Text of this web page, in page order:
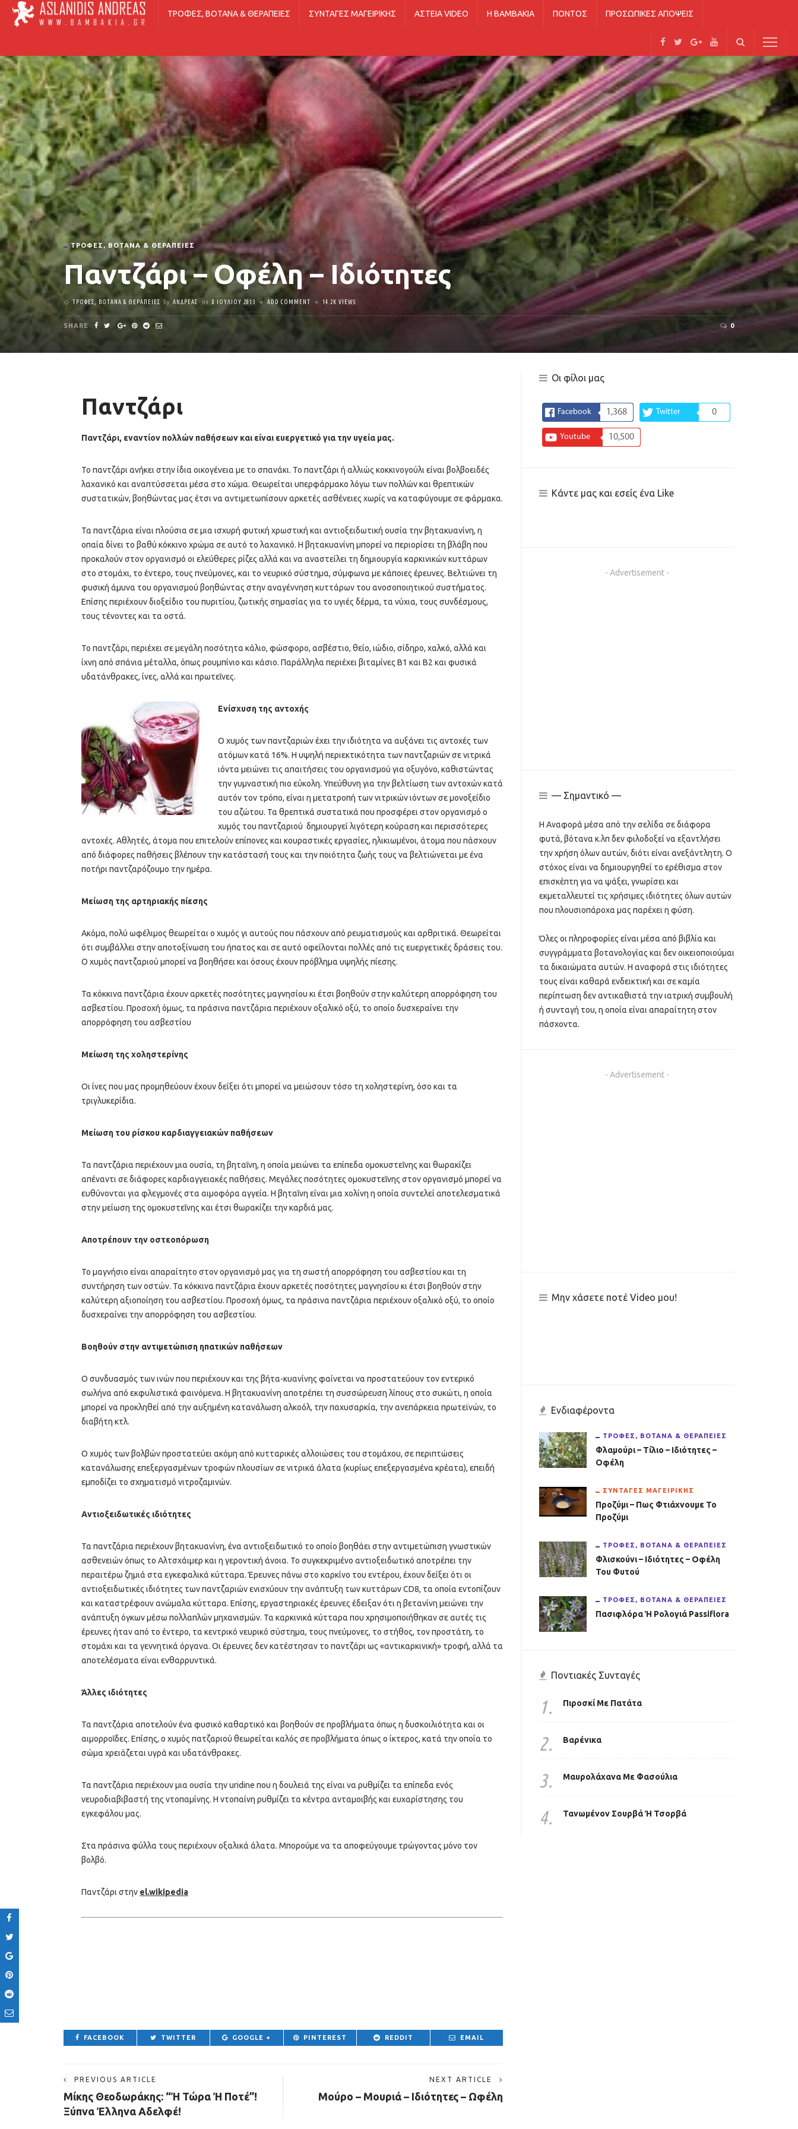
ΤΡΟΦΈΣ, ΒΌΤΑΝΑ & ΘΕΡΑΠΕΊΕΣ ΣΥΝΤΑΓΈΣ ΜΑΓΕΙΡΙΚΉΣ ΑΣΤΕΊΑ VIDEO Η ΒΑΜΒΑΚΙΆ ΠΌΝΤΟΣ ΠΡΟΣΩΠΙΚΈΣ ΑΠΌΨΕΙΣ
ΤΡΟΦΈΣ, ΒΌΤΑΝΑ & ΘΕΡΑΠΕΊΕΣ
Παντζάρι – Οφέλη – Ιδιότητες
ΤΡΟΦΈΣ, ΒΌΤΑΝΑ & ΘΕΡΑΠΕΊΕΣ by ΑΝΔΡΈΑΣ on 8 ΙΟΥΛΊΟΥ 2013 ADD COMMENT 14.2K VIEWS
SHARE 0
Παντζάρι
Παντζάρι, εναντίον πολλών παθήσεων και είναι ευεργετικό για την υγεία μας.
Το παντζάρι ανήκει στην ίδια οικογένεια με το σπανάκι. Το παντζάρι ή αλλιώς κοκκινογούλι είναι βολβοειδές
λαχανικό και αναπτύσσεται μέσα στο χώμα. Θεωρείται υπερφάρμακο λόγω των πολλών και θρεπτικών
συστατικών, βοηθώντας μας έτσι να αντιμετωπίσουν αρκετές ασθένειες χωρίς να καταφύγουμε σε φάρμακα.
Τα παντζάρια είναι πλούσια σε μια ισχυρή φυτική χρωστική και αντιοξειδωτική ουσία την βητακυανίνη, η
οπαία δίνει το βαθύ κόκκινο χρώμα σε αυτό το λαχανικό. Η βητακυανίνη μπορεί να περιορίσει τη βλάβη που
προκαλούν στον οργανισμό οι ελεύθερες ρίζες αλλά και να αναστείλει τη δημιουργία καρκινικών κυττάρων
στο στομάχι, το έντερο, τους πνεύμονες, και το νευρικό σύστημα, σύμφωνα με κάποιες έρευνες. Βελτιώνει τη
φυσική άμυνα του οργανισμού βοηθώντας στην αναγέννηση κυττάρων του ανοσοποιητικού συστήματος.
Επίσης περιέχουν διοξείδιο του πυριτίου, ζωτικής σημασίας για το υγιές δέρμα, τα νύχια, τους συνδέσμους,
τους τένοντες και τα οστά.
Το παντζάρι, περιέχει σε μεγάλη ποσότητα κάλιο, φώσφορο, ασβέστιο, θείο, ιώδιο, σίδηρο, χαλκό, αλλά και
ίχνη από σπάνια μέταλλα, όπως ρουμπίνιο και κάσιο. Παράλληλα περιέχει βιταμίνες Β1 και Β2 και φυσικά
υδατάνθρακες, ίνες, αλλά και πρωτεΐνες.
Ενίσχυση της αντοχής
Ο χυμός των παντζαριών έχει την ιδιότητα να αυξάνει τις αντοχές των
ατόμων κατά 16%. Η υψηλή περιεκτικότητα των παντζαριών σε νιτρικά
ιόντα μειώνει τις απαιτήσεις του οργανισμού για οξυγόνο, καθιστώντας
την γυμναστική πιο εύκολη. Υπεύθυνη για την βελτίωση των αντοχών κατά
αυτόν τον τρόπο, είναι η μετατροπή των νιτρικών ιόντων σε μονοξείδιο
του αζώτου. Τα θρεπτικά συστατικά που προσφέρει στον οργανισμό ο
χυμός του παντζαριού δημιουργεί λιγότερη κούραση και περισσότερες
αντοχές. Αθλητές, άτομα που επιτελούν επίπονες και κουραστικές εργασίες, ηλικιωμένοι, άτομα που πάσχουν
από διάφορες παθήσεις βλέπουν την κατάστασή τους και την ποιότητα ζωής τους να βελτιώνεται με ένα
ποτήρι παντζαρόζουμο την ημέρα.
Μείωση της αρτηριακής πίεσης
Ακόμα, πολύ ωφέλιμος θεωρείται ο χυμός γι αυτούς που πάσχουν από ρευματισμούς και αρθριτικά. Θεωρείται
ότι συμβάλλει στην αποτοξίνωση του ήπατος και σε αυτό οφείλονται πολλές από τις ευεργετικές δράσεις του.
Ο χυμός παντζαριού μπορεί να βοηθήσει και όσους έχουν πρόβλημα υψηλής πίεσης.
Τα κόκκινα παντζάρια έχουν αρκετές ποσότητες μαγνησίου κι έτσι βοηθούν στην καλύτερη απορρόφηση του
ασβεστίου. Προσοχή όμως, τα πράσινα παντζάρια περιέχουν οξαλικό οξύ, το οποίο δυσχεραίνει την
απορρόφηση του ασβεστίου
Μείωση της χοληστερίνης
Οι ίνες που μας προμηθεύουν έχουν δείξει ότι μπορεί να μειώσουν τόσο τη χοληστερίνη, όσο και τα
τριγλυκερίδια.
Μείωση του ρίσκου καρδιαγγειακών παθήσεων
Τα παντζάρια περιέχουν μια ουσία, τη βηταΐνη, η οποία μειώνει τα επίπεδα ομοκυστεΐνης και θωρακίζει
απέναντι σε διάφορες καρδιαγγειακές παθήσεις. Μεγάλες ποσότητες ομοκυστεΐνης στον οργανισμό μπορεί να
ευθύνονται για φλεγμονές στα αιμοφόρα αγγεία. Η βηταΐνη είναι μια χολίνη η οποία συντελεί αποτελεσματικά
στην μείωση της ομοκυστεΐνης και έτσι θωρακίζει την καρδιά μας.
Αποτρέπουν την οστεοπόρωση
Το μαγνήσιο είναι απαραίτητο στον οργανισμό μας για τη σωστή απορρόφηση του ασβεστίου και τη
συντήρηση των οστών. Τα κόκκινα παντζάρια έχουν αρκετές ποσότητες μαγνησίου κι έτσι βοηθούν στην
καλύτερη αξιοποίηση του ασβεστίου. Προσοχή όμως, τα πράσινα παντζάρια περιέχουν οξαλικό οξύ, το οποίο
δυσχεραίνει την απορρόφηση του ασβεστίου.
Βοηθούν στην αντιμετώπιση ηπατικών παθήσεων
Ο συνδυασμός των ινών που περιέχουν και της βήτα-κυανίνης φαίνεται να προστατεύουν τον εντερικό
σωλήνα από εκφυλιστικά φαινόμενα. Η βητακυανίνη αποτρέπει τη συσσώρευση λίπους στο συκώτι, η οποία
μπορεί να προκληθεί από την αυξημένη κατανάλωση αλκοόλ, την παχυσαρκία, την ανεπάρκεια πρωτεϊνών, το
διαβήτη κτλ.
Ο χυμός των βολβών προστατεύει ακόμη από κυτταρικές αλλοιώσεις του στομάχου, σε περιπτώσεις
κατανάλωσης επεξεργασμένων τροφών πλουσίων σε νιτρικά άλατα (κυρίως επεξεργασμένα κρέατα), επειδή
εμποδίζει το σχηματισμό νιτροζαμινών.
Αντιοξειδωτικές ιδιότητες
Τα παντζάρια περιέχουν βητακυανίνη, ένα αντιοξειδωτικό το οποίο βοηθάει στην αντιμετώπιση γνωστικών
ασθενειών όπως το Αλτσχάιμερ και η γεροντική άνοια. Το συγκεκριμένο αντιοξειδωτικό αποτρέπει την
περαιτέρω ζημιά στα εγκεφαλικά κύτταρα. Έρευνες πάνω στο καρκίνο του εντέρου, έχουν δείξει ότι οι
αντιοξειδωτικές ιδιότητες των παντζαριών ενισχύουν την ανάπτυξη των κυττάρων CD8, τα οποία εντοπίζουν
και καταστρέφουν ανώμαλα κύτταρα. Επίσης, εργαστηριακές έρευνες έδειξαν ότι η βετανίνη μειώνει την
ανάπτυξη όγκων μέσω πολλαπλών μηχανισμών. Τα καρκινικά κύτταρα που χρησιμοποιήθηκαν σε αυτές τις
έρευνες ήταν από το έντερο, τα κεντρικό νευρικό σύστημα, τους πνεύμονες, το στήθος, τον προστάτη, το
στομάχι και τα γεννητικά όργανα. Οι έρευνες δεν κατέστησαν το παντζάρι ως «αντικαρκινική» τροφή, αλλά τα
αποτελέσματα είναι ενθαρρυντικά.
Άλλες ιδιότητες
Τα παντζάρια αποτελούν ένα φυσικό καθαρτικό και βοηθούν σε προβλήματα όπως η δυσκοιλιότητα και οι
αιμορροΐδες. Επίσης, ο χυμός πατζαριού θεωρείται καλός σε προβλήματα όπως ο ίκτερος, κατά την οποία το
σώμα χρειάζεται υγρά και υδατάνθρακες.
Τα παντζάρια περιέχουν μια ουσία την uridine που η δουλειά της είναι να ρυθμίζει τα επίπεδα ενός
νευροδιαβιβαστή της ντοπαμίνης. Η ντοπαίνη ρυθμίζει τα κέντρα ανταμοιβής και ευχαρίστησης του
εγκεφάλου μας.
Στα πράσινα φύλλα τους περιέχουν οξαλικά άλατα. Μπορούμε να τα αποφεύγουμε τρώγοντας μόνο τον
βολβό.
Παντζάρι στην el.wikipedia
FACEBOOK TWITTER GOOGLE + PINTEREST REDDIT EMAIL
PREVIOUS ARTICLE
Μίκης Θεοδωράκης: “Ή Τώρα Ή Ποτέ”!
Ξύπνα Έλληνα Αδελφέ!
NEXT ARTICLE
Μούρο – Μουριά – Ιδιότητες – Ωφέλη
Οι φίλοι μας
Facebook 1,368 Twitter 0
Youtube 10,500
Κάντε μας και εσείς ένα Like
- Advertisement -
— Σημαντικό —
Η Αναφορά μέσα από την σελίδα σε διάφορα
φυτά, βότανα κ.λπ δεν φιλοδοξεί να εξαντλήσει
την χρήση όλων αυτών, διότι είναι ανεξάντλητη. Ο
στόχος είναι να δημιουργηθεί το ερέθισμα στον
επισκέπτη για να ψάξει, γνωρίσει και
εκμεταλλευτεί τις χρήσιμες ιδιότητες όλων αυτών
που πλουσιοπάροχα μας παρέχει η φύση.
Όλες οι πληροφορίες είναι μέσα από βιβλία και
συγγράμματα βοτανολογίας και δεν οικειοποιούμαι
τα δικαιώματα αυτών. Η αναφορά στις ιδιότητες
τους είναι καθαρά ενδεικτική και σε καμία
περίπτωση δεν αντικαθιστά την ιατρική συμβουλή
ή συνταγή του, η οποία είναι απαραίτητη στον
πάσχοντα.
- Advertisement -
Μην χάσετε ποτέ Video μου!
Ενδιαφέροντα
ΤΡΟΦΈΣ, ΒΌΤΑΝΑ & ΘΕΡΑΠΕΊΕΣ
Φλαμούρι – Τίλιο – Ιδιότητες –
Οφέλη
ΣΥΝΤΑΓΈΣ ΜΑΓΕΙΡΙΚΉΣ
Προζύμι – Πως Φτιάχνουμε Το
Προζύμι
ΤΡΟΦΈΣ, ΒΌΤΑΝΑ & ΘΕΡΑΠΕΊΕΣ
Φλισκούνι – Ιδιότητες – Οφέλη
Του Φυτού
ΤΡΟΦΈΣ, ΒΌΤΑΝΑ & ΘΕΡΑΠΕΊΕΣ
Πασιφλόρα Ή Ρολογιά Passiflora
Ποντιακές Συνταγές
1. Πιροσκί Με Πατάτα
2. Βαρένικα
3. Μαυρολάχανα Με Φασούλια
4. Τανωμένον Σουρβά Ή Τσορβά